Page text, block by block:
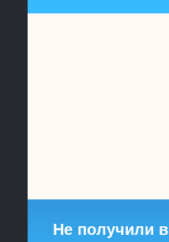
Не получили